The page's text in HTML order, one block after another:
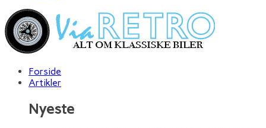
Forside
Artikler
Nyeste